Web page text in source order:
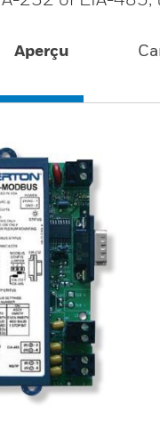
Aperçu